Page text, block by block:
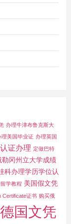
办理牛津布鲁克斯大
理美国毕业证 办理英国
证办理 定做巴特
勒冈州立大学成绩
科办理学历学位认
学教程 美国假文凭
Certificate证书 购买俄
国文凭